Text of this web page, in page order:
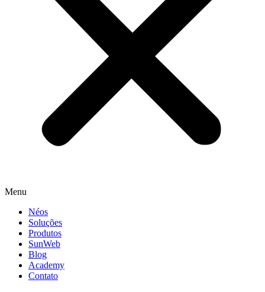
Menu
Néos
Soluções
Produtos
SunWeb
Blog
Academy
Contato